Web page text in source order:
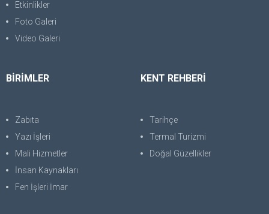
Etkinlikler
Foto Galeri
Video Galeri
BİRİMLER
Zabıta
Yazı İşleri
Mali Hizmetler
İnsan Kaynakları
Fen İşleri İmar
KENT REHBERİ
Tarihçe
Termal Turizmi
Doğal Güzellikler